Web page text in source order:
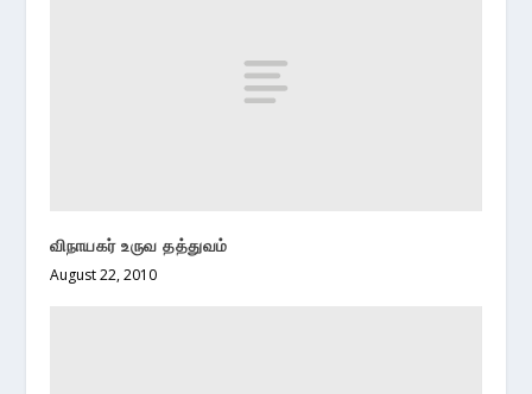
விநாயகர் உருவ தத்துவம்
August 22, 2010